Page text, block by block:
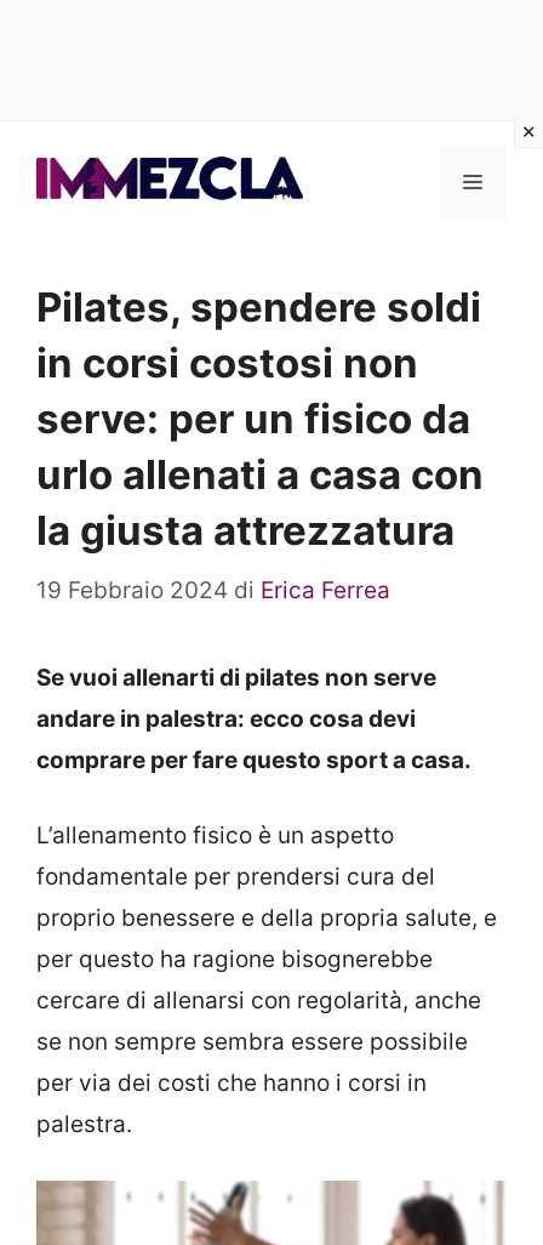
Menu
Pilates, spendere soldi
in corsi costosi non
serve: per un fisico da
urlo allenati a casa con
la giusta attrezzatura
19 Febbraio 2024 di Erica Ferrea
Se vuoi allenarti di pilates non serve
andare in palestra: ecco cosa devi
comprare per fare questo sport a casa.
L’allenamento fisico è un aspetto
fondamentale per prendersi cura del
proprio benessere e della propria salute, e
per questo ha ragione bisognerebbe
cercare di allenarsi con regolarità, anche
se non sempre sembra essere possibile
per via dei costi che hanno i corsi in
palestra.